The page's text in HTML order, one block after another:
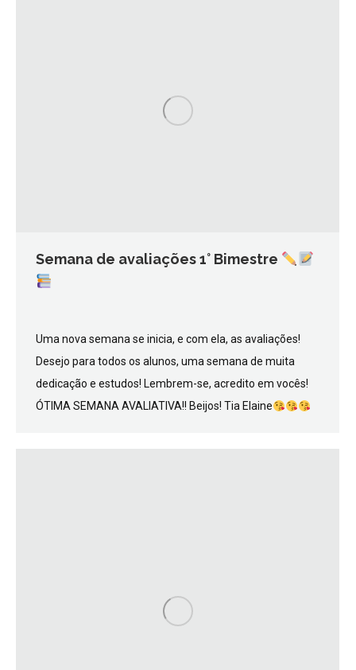
Semana de avaliações 1° Bimestre
Uma nova semana se inicia, e com ela, as avaliações!
Desejo para todos os alunos, uma semana de muita
dedicação e estudos! Lembrem-se, acredito em vocês!
ÓTIMA SEMANA AVALIATIVA!! Beijos! Tia Elaine